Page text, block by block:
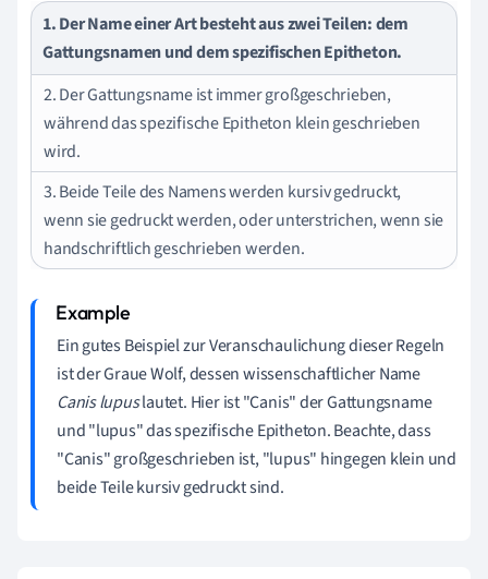
1. Der Name einer Art besteht aus zwei Teilen: dem
Gattungsnamen und dem spezifischen Epitheton.
2. Der Gattungsname ist immer großgeschrieben,
während das spezifische Epitheton klein geschrieben
wird.
3. Beide Teile des Namens werden kursiv gedruckt,
wenn sie gedruckt werden, oder unterstrichen, wenn sie
handschriftlich geschrieben werden.
Ein gutes Beispiel zur Veranschaulichung dieser Regeln
ist der Graue Wolf, dessen wissenschaftlicher Name
Canis lupuslautet. Hier ist "Canis" der Gattungsname
und "lupus" das spezifische Epitheton. Beachte, dass
"Canis" großgeschrieben ist, "lupus" hingegen klein und
beide Teile kursiv gedruckt sind.